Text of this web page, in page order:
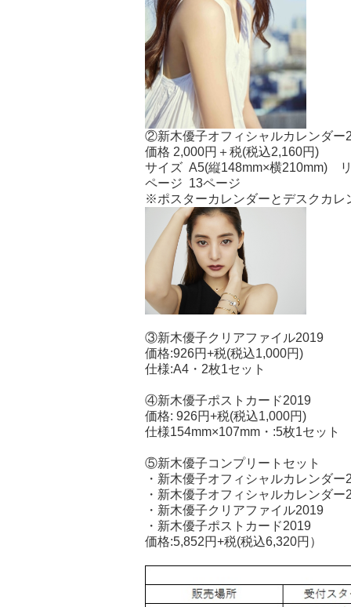
②新木優子オフィシャルカレンダー
価格 2,000円＋税(税込2,160円)
サイズ A5(縦148mm×横210mm)
ページ 13ページ
※ポスターカレンダーとデスクカレ
③新木優子クリアファイル2019
価格:926円+税(税込1,000円)
仕様:A4・2枚1セット
④新木優子ポストカード2019
価格: 926円+税(税込1,000円)
仕様154mm×107mm・:5枚1セット
⑤新木優子コンプリートセット
・新木優子オフィシャルカレンダ
・新木優子オフィシャルカレンダ
・新木優子クリアファイル2019
・新木優子ポストカード2019
価格:5,852円+税(税込6,320円）